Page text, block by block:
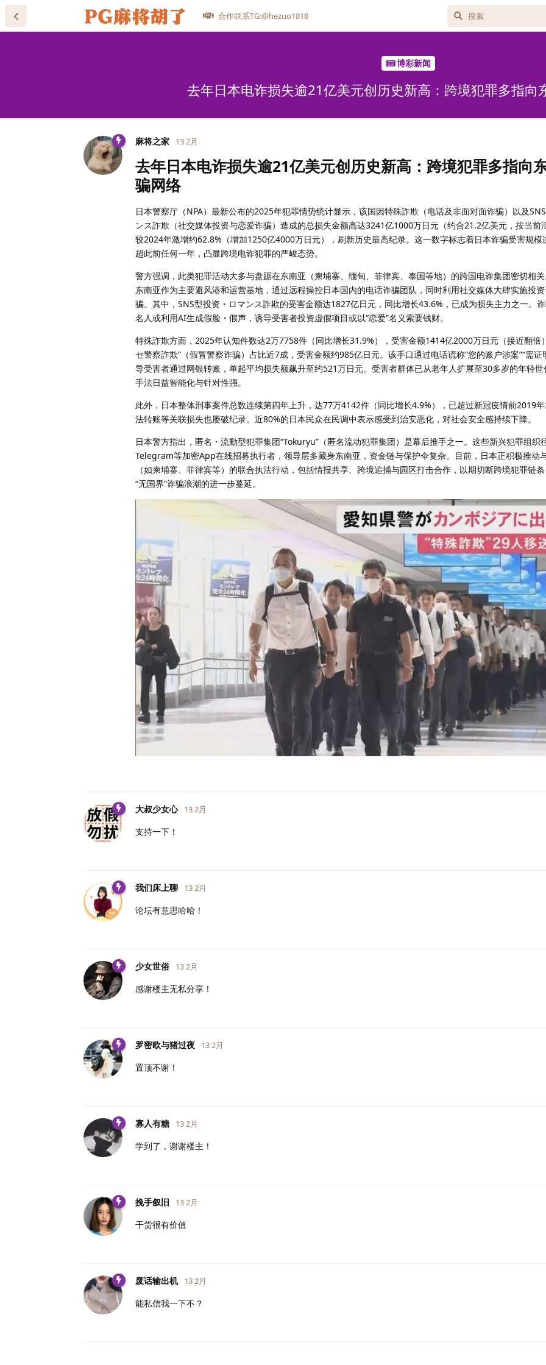
合作联系TG:@hezuo1818
博彩新闻
去年日本电诈损失逾21亿美元创历史新高：跨境犯罪多指向
麻将之家 13 2月
去年日本电诈损失逾21亿美元创历史新高：跨境犯罪多指向
骗网络
日本警察厅（NPA）最新公布的2025年犯罪情势统计显示，该国因特殊詐欺（电话及非面对面诈骗）以及
ンス詐欺（社交媒体投资与恋爱诈骗）造成的总损失金额高达3241亿1000万日元（约合21.2亿美元，按当前
较2024年激增约62.8%（增加1250亿4000万日元），刷新历史最高纪录。这一数字标志着日本诈骗受害规模
超此前任何一年，凸显跨境电诈犯罪的严峻态势。
警方强调，此类犯罪活动大多与盘踞在东南亚（柬埔寨、缅甸、菲律宾、泰国等地）的跨国电诈集团密切相
东南亚作为主要避风港和运营基地，通过远程操控日本国内的电话诈骗团队，同时利用社交媒体大肆实施投
骗。其中，SNS型投资・ロマンス詐欺的受害金额达1827亿日元，同比增长43.6%，已成为损失主力之一。
名人或利用AI生成假脸・假声，诱导受害者投资虚假项目或以“恋爱”名义索要钱财。
特殊詐欺方面，2025年认知件数达2万7758件（同比增长31.9%），受害金额1414亿2000万日元（接近翻倍
セ警察詐欺”（假冒警察诈骗）占比近7成，受害金额约985亿日元。该手口通过电话谎称“您的账户涉案”“需证
导受害者通过网银转账，单起平均损失额飙升至约521万日元。受害者群体已从老年人扩展至30多岁的年轻
手法日益智能化与针对性强。
此外，日本整体刑事案件总数连续第四年上升，达77万4142件（同比增长4.9%），已超过新冠疫情前2019
法转账等关联损失也屡破纪录。近80%的日本民众在民调中表示感受到治安恶化，对社会安全感持续下降。
日本警方指出，匿名・流動型犯罪集团“Tokuryu”（匿名流动犯罪集团）是幕后推手之一。这些新兴犯罪组织
Telegram等加密App在线招募执行者，领导层多藏身东南亚，资金链与保护伞复杂。目前，日本正积极推动
（如柬埔寨、菲律宾等）的联合执法行动，包括情报共享、跨境追捕与园区打击合作，以期切断跨境犯罪链
“无国界”诈骗浪潮的进一步蔓延。
大叔少女心 13 2月
支持一下！
我们床上聊 13 2月
论坛有意思哈哈！
少女世俗 13 2月
感谢楼主无私分享！
罗密欧与猪过夜 13 2月
置顶不谢！
寡人有糖 13 2月
学到了，谢谢楼主！
挽手叙旧 13 2月
干货很有价值
废话输出机 13 2月
能私信我一下不？